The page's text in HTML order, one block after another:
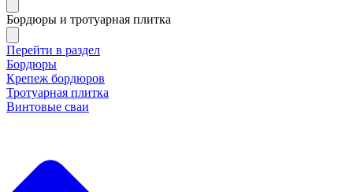
Бордюры и тротуарная плитка
Перейти в раздел
Бордюры
Крепеж бордюров
Тротуарная плитка
Винтовые сваи